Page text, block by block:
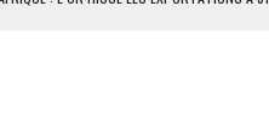
DES SANCTIONS CONTRE LES